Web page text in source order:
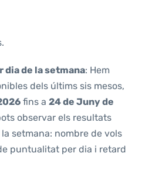
dia de la setmana: Hem
dels últims sis mesos,
fins a 24 de Juny de
observar els resultats
setmana: nombre de vols
puntualitat per dia i retard